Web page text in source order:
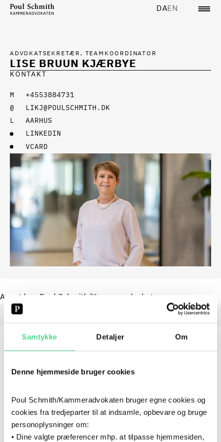
Samtykke Detaljer Om
Denne hjemmeside bruger cookies
Poul Schmith/Kammeradvokaten bruger egne cookies og
cookies fra tredjeparter til at indsamle, opbevare og bruge
personoplysninger om:
• Dine valgte præferencer mhp. at tilpasse hjemmesiden,
DAEN
LISE BRUUN KJÆRBYE
ADVOKATSEKRETÆR, TEAMKOORDINATOR
KONTAKT
+4553884731
LIKJ@POULSCHMITH.DK
AARHUS
LINKEDIN
VCARD
Ansat hos Poul Schmith/Kammeradvokaten.
CV
2018 - NU
2018–NU
KARRIERE
Poul Schmith/Kammeradvokaten